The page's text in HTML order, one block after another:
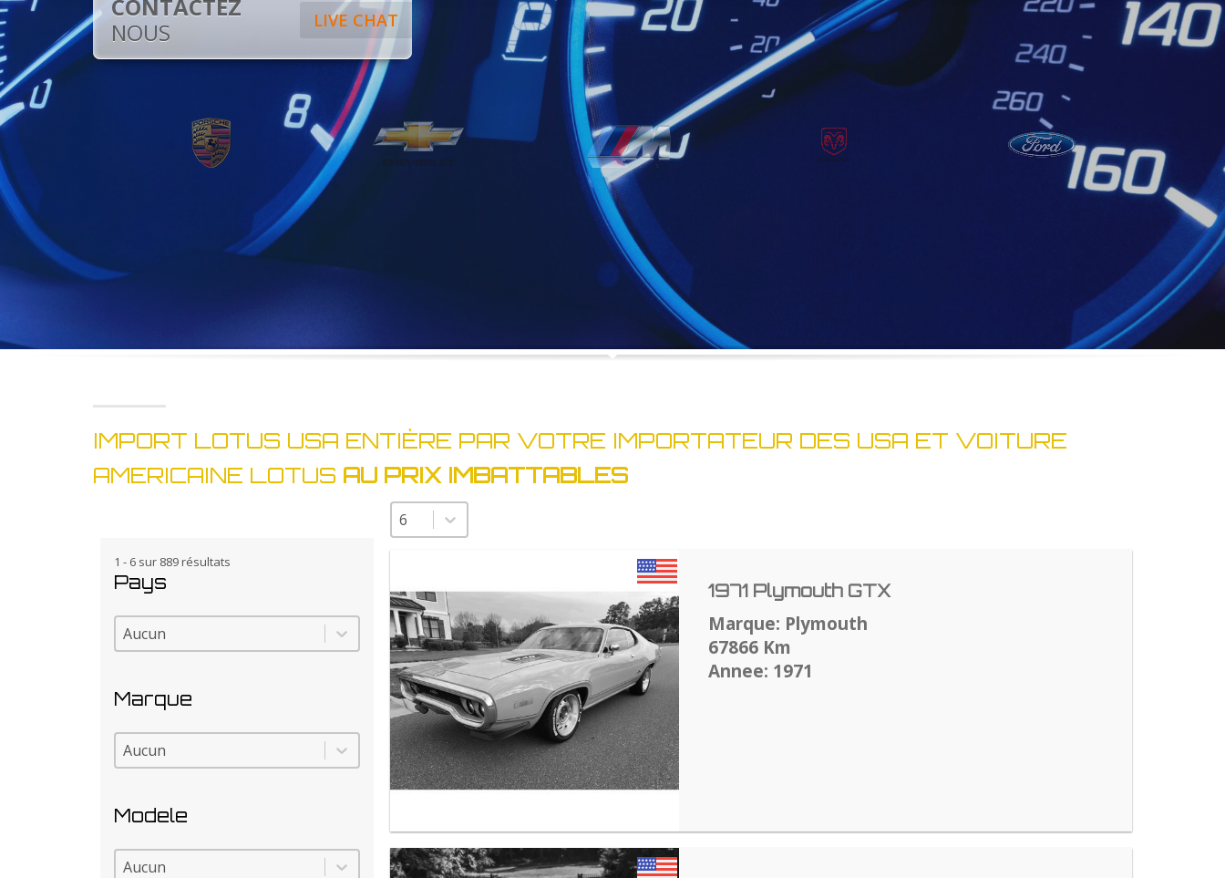
LIVE CHAT
CONTACTEZ
NOUS
IMPORT LOTUS USA ENTIÈRE PAR VOTRE IMPORTATEUR DES USA ET VOITURE
AMERICAINE LOTUS AU PRIX IMBATTABLES
1 - 6 sur 889 résultats
Pays
Pays
Pays
Marque
Marque
Marque
Modele
Modele
Modele
Sélectionnez un nombre par page
1971 Plymouth GTX
Marque: Plymouth
67866 Km
Annee: 1971